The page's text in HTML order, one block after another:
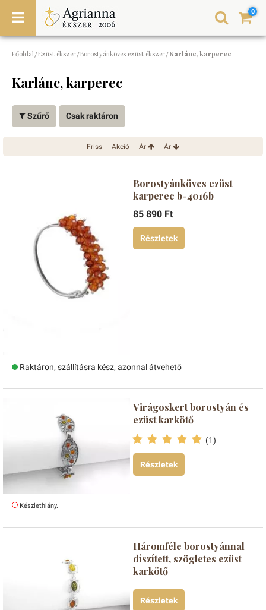
0
Főoldal/Ezüst ékszer/Borostyánköves ezüst ékszer/Karlánc, karperec
Karlánc, karperec
Szűrő Csak raktáron
Friss Akció Ár Ár
Borostyánköves ezüst
karperec b-4016b
85 890 Ft
Részletek
Raktáron, szállításra kész, azonnal átvehető
Virágoskert borostyán és
ezüst karkötő
(1)
Részletek
Készlethiány.
Háromféle borostyánnal
díszített, szögletes ezüst
karkötő
Részletek